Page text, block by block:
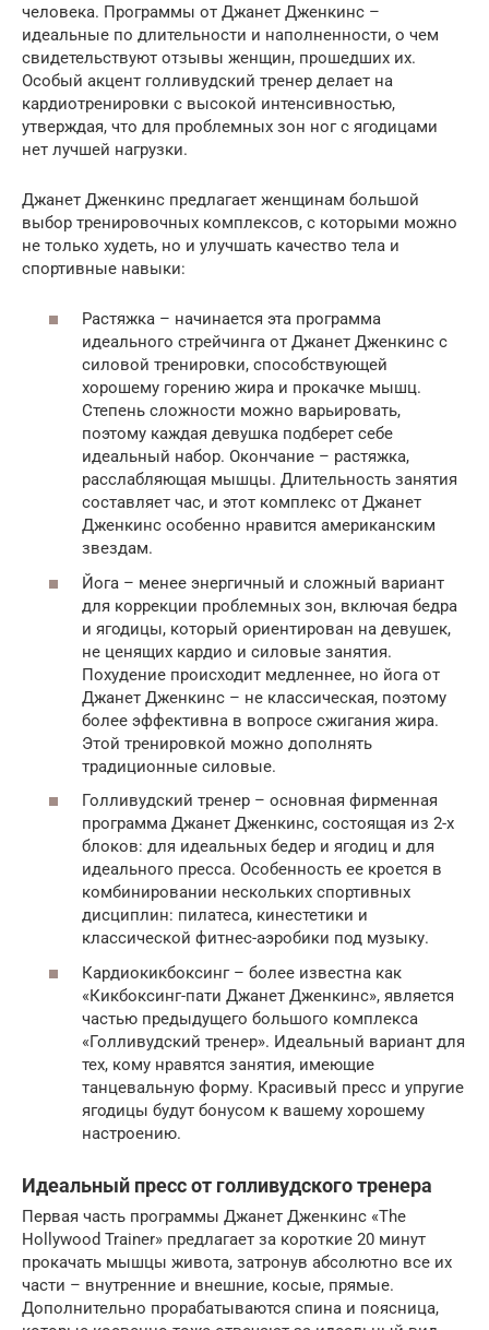
человека. Программы от Джанет Дженкинс –
идеальные по длительности и наполненности, о чем
свидетельствуют отзывы женщин, прошедших их.
Особый акцент голливудский тренер делает на
кардиотренировки с высокой интенсивностью,
утверждая, что для проблемных зон ног с ягодицами
нет лучшей нагрузки.
Джанет Дженкинс предлагает женщинам большой
выбор тренировочных комплексов, с которыми можно
не только худеть, но и улучшать качество тела и
спортивные навыки:
Растяжка – начинается эта программа
идеального стрейчинга от Джанет Дженкинс с
силовой тренировки, способствующей
хорошему горению жира и прокачке мышц.
Степень сложности можно варьировать,
поэтому каждая девушка подберет себе
идеальный набор. Окончание – растяжка,
расслабляющая мышцы. Длительность занятия
составляет час, и этот комплекс от Джанет
Дженкинс особенно нравится американским
звездам.
Йога – менее энергичный и сложный вариант
для коррекции проблемных зон, включая бедра
и ягодицы, который ориентирован на девушек,
не ценящих кардио и силовые занятия.
Похудение происходит медленнее, но йога от
Джанет Дженкинс – не классическая, поэтому
более эффективна в вопросе сжигания жира.
Этой тренировкой можно дополнять
традиционные силовые.
Голливудский тренер – основная фирменная
программа Джанет Дженкинс, состоящая из 2-х
блоков: для идеальных бедер и ягодиц и для
идеального пресса. Особенность ее кроется в
комбинировании нескольких спортивных
дисциплин: пилатеса, кинестетики и
классической фитнес-аэробики под музыку.
Кардиокикбоксинг – более известна как
«Кикбоксинг-пати Джанет Дженкинс», является
частью предыдущего большого комплекса
«Голливудский тренер». Идеальный вариант для
тех, кому нравятся занятия, имеющие
танцевальную форму. Красивый пресс и упругие
ягодицы будут бонусом к вашему хорошему
настроению.
Идеальный пресс от голливудского тренера
Первая часть программы Джанет Дженкинс «The
Hollywood Trainer» предлагает за короткие 20 минут
прокачать мышцы живота, затронув абсолютно все их
части – внутренние и внешние, косые, прямые.
Дополнительно прорабатываются спина и поясница,